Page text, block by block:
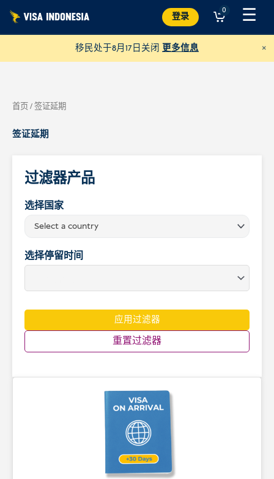
容
登录
0 ☰
移民处于8月17日关闭 更多信息 ×
首页/ 签证延期
签证延期
过滤器产品
选择国家
Select a country
选择停留时间
应用过滤器
重置过滤器
并帮助巴厘岛的猫咪
美元